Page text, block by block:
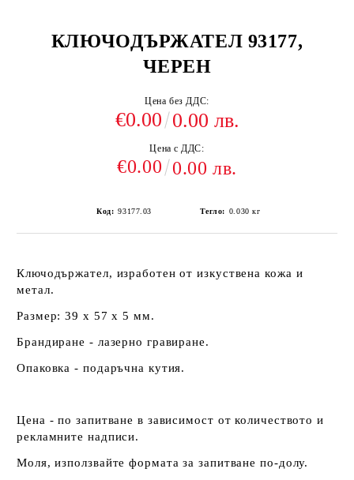
КЛЮЧОДЪРЖАТЕЛ 93177,
ЧЕРЕН
Цена без ДДС:
€0.00 0.00 лв.
Цена с ДДС:
€0.00 0.00 лв.
Код: 93177.03 Тегло: 0.030 кг
Ключодържател, изработен от изкуствена кожа и
метал.
Размер: 39 х 57 х 5 мм.
Брандиране - лазерно гравиране.
Опаковка - подаръчна кутия.
Цена - по запитване в зависимост от количеството и
рекламните надписи.
Моля, използвайте формата за запитване по-долу.